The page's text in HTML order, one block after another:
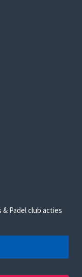
Padel club acties